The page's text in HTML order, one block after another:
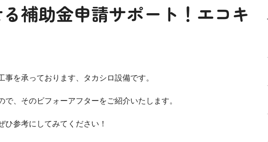
補助金申請サポート！エコキ
を承っております、タカシロ設備です。
、そのビフォーアフターをご紹介いたします。
参考にしてみてください！